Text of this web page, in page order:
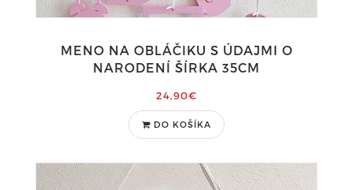
MENO NA OBLÁČIKU S ÚDAJMI O
NARODENÍ ŠÍRKA 35CM
24,90€
DO KOŠÍKA